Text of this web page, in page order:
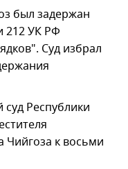
был задержан
212 УК РФ
Суд избрал
Республики
Чийгоза к восьми